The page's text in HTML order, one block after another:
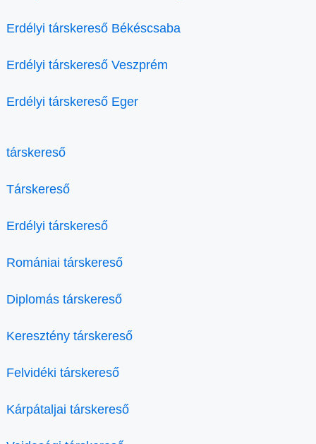
Erdélyi társkereső Békéscsaba
Erdélyi társkereső Veszprém
Erdélyi társkereső Eger
társkereső
Társkereső
Erdélyi társkereső
Romániai társkereső
Diplomás társkereső
Keresztény társkereső
Felvidéki társkereső
Kárpátaljai társkereső